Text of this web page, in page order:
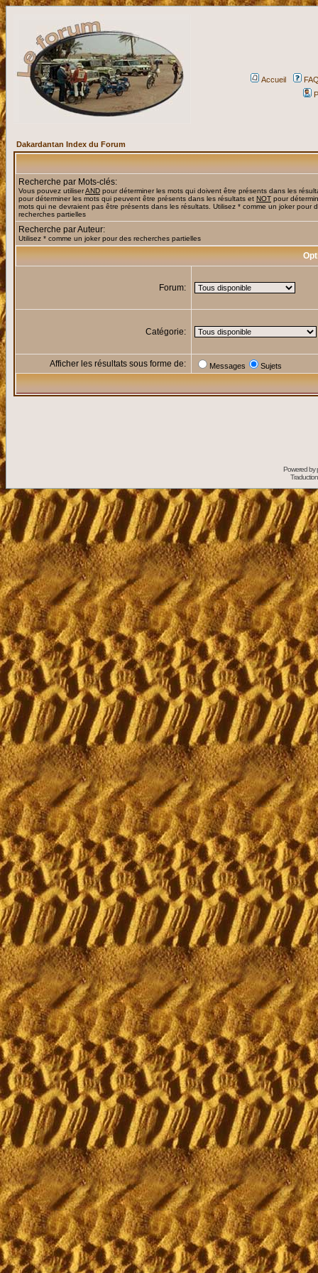
Accueil
Dakardantan Index du Forum
Recherche par Mots-clés:
Vous pouvez utiliserAND pour déterminer les mots qui doivent être présents dans les
pour déterminer les mots qui peuvent être présents dans les résultats et NOT pour
mots qui ne devraient pas être présents dans les résultats. Utilisez * comme un joker pour
recherches partielles
Recherche par Auteur:
Utilisez * comme un joker pour des recherches partielles
Forum:
Catégorie:
Afficher les résultats sous forme de: Messages Sujets
Powered by